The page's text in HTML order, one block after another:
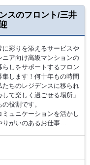
スのフロント/三井
彩りを添えるサービスや
ア向け高級マンションの
しをサポートするフロン
集します！何十年もの時間
ちのレジデンスに移られ
て楽しく過ごせる場所」
役割です。
ュニケーションを活かし
りがいのあるお仕事…